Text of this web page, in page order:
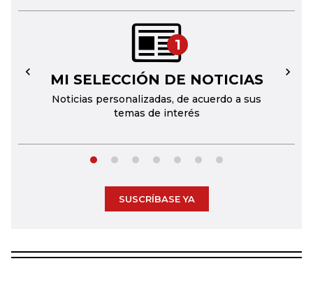
1
MI SELECCIÓN DE NOTICIAS
Noticias personalizadas, de acuerdo a sus
temas de interés
← →
SUSCRÍBASE YA